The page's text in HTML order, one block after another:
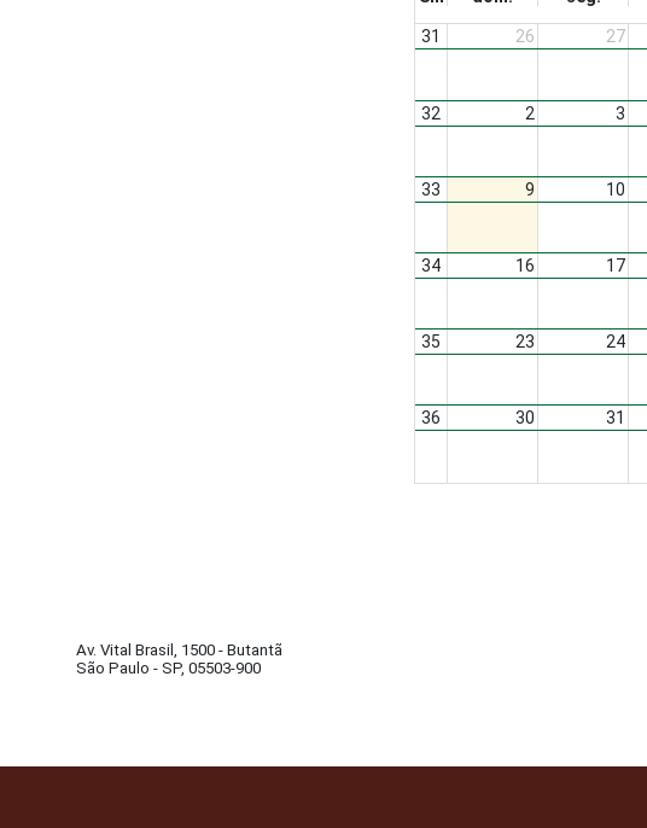
31 26 27
32 2 3
33 9 10
34 16 17
35 23 24
36 30 31
Av. Vital Brasil, 1500 - Butantã
São Paulo - SP, 05503-900